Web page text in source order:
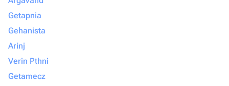
Getapnia
Gehanista
Arinj
Verin Pthni
Getamecz